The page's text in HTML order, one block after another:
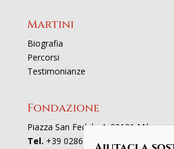
Martini
Biografia
Percorsi
Testimonianze
Fondazione
Piazza San Fedele 4, 20121 Milano
Tel. +39 02863521